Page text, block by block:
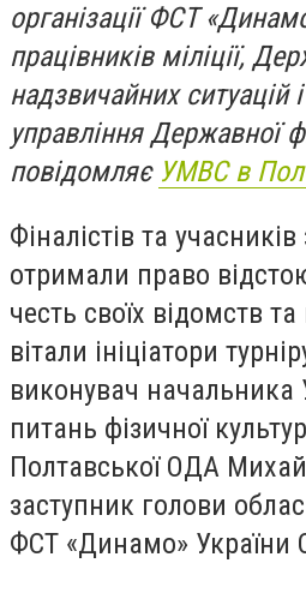
організації ФСТ
працівників міліції,
надзвичайних ситуацій
управління Державної
повідомляє УМВС в
Фіналістів та
отримали право
честь своїх відомств
вітали ініціатори
виконувач начальника
питань фізичної
Полтавської ОДА
заступник голови
ФСТ «Динамо» України